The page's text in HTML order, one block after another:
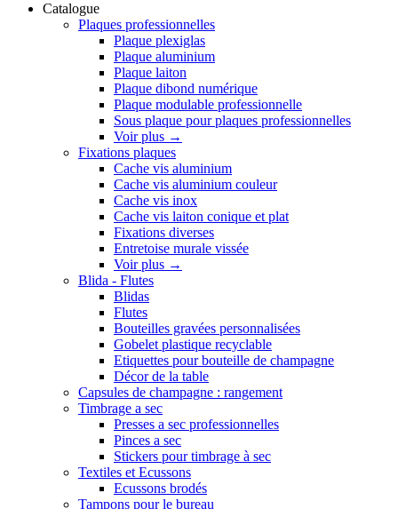
Catalogue
Plaques professionnelles
Plaque plexiglas
Plaque aluminium
Plaque laiton
Plaque dibond numérique
Plaque modulable professionnelle
Sous plaque pour plaques professionnelles
Voir plus →
Fixations plaques
Cache vis aluminium
Cache vis aluminium couleur
Cache vis inox
Cache vis laiton conique et plat
Fixations diverses
Entretoise murale vissée
Voir plus →
Blida - Flutes
Blidas
Flutes
Bouteilles gravées personnalisées
Gobelet plastique recyclable
Etiquettes pour bouteille de champagne
Décor de la table
Capsules de champagne : rangement
Timbrage a sec
Presses a sec professionnelles
Pinces a sec
Stickers pour timbrage à sec
Textiles et Ecussons
Ecussons brodés
Tampons pour le bureau